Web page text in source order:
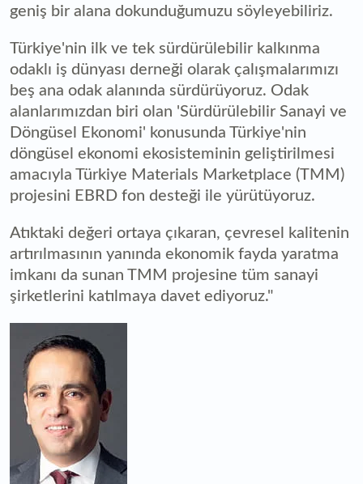
geniş bir alana dokunduğumuzu söyleyebiliriz.
Türkiye'nin ilk ve tek sürdürülebilir kalkınma
odaklı iş dünyası derneği olarak çalışmalarımızı
beş ana odak alanında sürdürüyoruz. Odak
alanlarımızdan biri olan 'Sürdürülebilir Sanayi ve
Döngüsel Ekonomi' konusunda Türkiye'nin
döngüsel ekonomi ekosisteminin geliştirilmesi
amacıyla Türkiye Materials Marketplace (TMM)
projesini EBRD fon desteği ile yürütüyoruz.
Atıktaki değeri ortaya çıkaran, çevresel kalitenin
artırılmasının yanında ekonomik fayda yaratma
imkanı da sunan TMM projesine tüm sanayi
şirketlerini katılmaya davet ediyoruz."